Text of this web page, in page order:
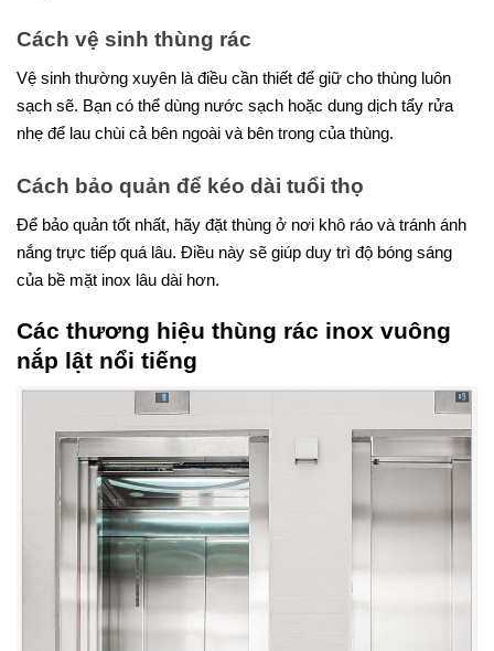
Cách vệ sinh thùng rác
Vệ sinh thường xuyên là điều cần thiết để giữ cho thùng luôn
sạch sẽ. Bạn có thể dùng nước sạch hoặc dung dịch tẩy rửa
nhẹ để lau chùi cả bên ngoài và bên trong của thùng.
Cách bảo quản để kéo dài tuổi thọ
Để bảo quản tốt nhất, hãy đặt thùng ở nơi khô ráo và tránh ánh
nắng trực tiếp quá lâu. Điều này sẽ giúp duy trì độ bóng sáng
của bề mặt inox lâu dài hơn.
Các thương hiệu thùng rác inox vuông
nắp lật nổi tiếng